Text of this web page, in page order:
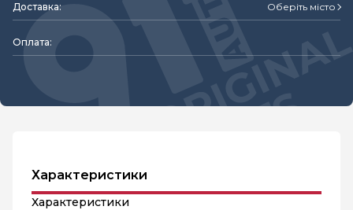
Доставка: Оберіть місто
Оплата:
Характеристики
Характеристики